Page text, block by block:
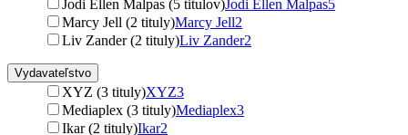
Jodi Ellen Malpas (5 titulov)Jodi Ellen Malpas5
Marcy Jell (2 tituly)Marcy Jell2
Liv Zander (2 tituly)Liv Zander2
Vydavateľstvo
XYZ (3 tituly)XYZ3
Mediaplex (3 tituly)Mediaplex3
Ikar (2 tituly)Ikar2